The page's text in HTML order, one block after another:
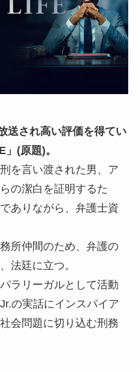
送され高い評価を得てい
(原題)。
を言い渡された男、ア
の潔白を証明するた
ありながら、弁護士資
所仲間のため、弁護の
法廷に立つ。
ラリーガルとして活動
の実話にインスパイア
会問題に切り込む刑務